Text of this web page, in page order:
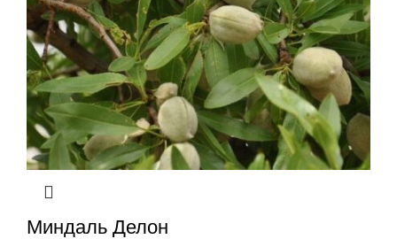
Миндаль Делон